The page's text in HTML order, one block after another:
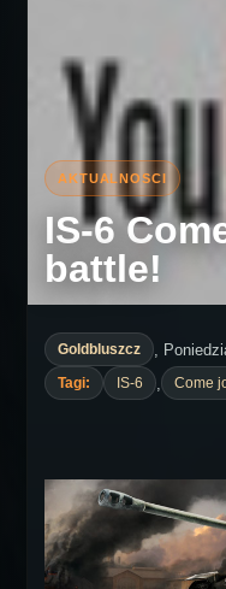
IS-6
battle!
Goldbluszcz ,
Tagi: IS-6 Come